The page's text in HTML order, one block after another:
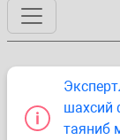
шахсий
таяниб